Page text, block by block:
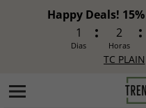
Happy Deals! 15%
1
Dias
2
Horas
TC PLAIN